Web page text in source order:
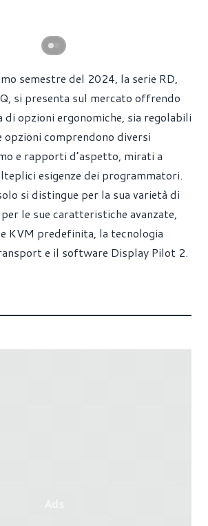
semestre del 2024, la serie RD,
si presenta sul mercato offrendo
di opzioni ergonomiche, sia regolabili
opzioni comprendono diversi
e rapporti d’aspetto, mirati a
esigenze dei programmatori.
si distingue per la sua varietà di
le sue caratteristiche avanzate,
KVM predefinita, la tecnologia
e il software Display Pilot 2.